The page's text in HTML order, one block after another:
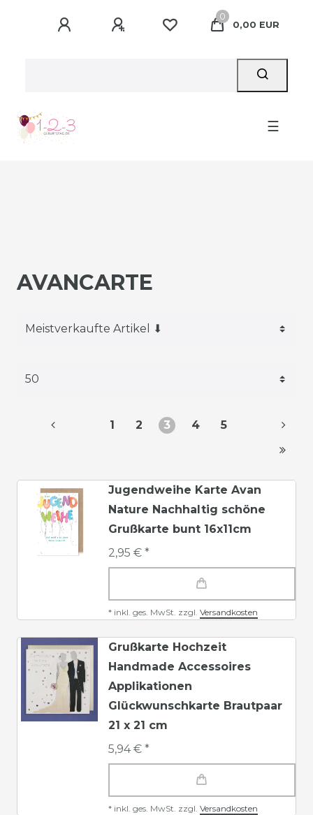
0
0,00 EUR
☰
AVANCARTE
1 2 3 4 5
Jugendweihe Karte Avan
Nature Nachhaltig schöne
Grußkarte bunt 16x11cm
2,95 € *
* inkl. ges. MwSt. zzgl. Versandkosten
Grußkarte Hochzeit
Handmade Accessoires
Applikationen
Glückwunschkarte Brautpaar
21 x 21 cm
5,94 € *
* inkl. ges. MwSt. zzgl. Versandkosten